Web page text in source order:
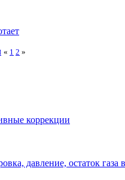
« 1 2 »
коррекции
давление, остаток газа в